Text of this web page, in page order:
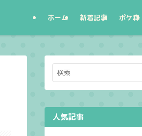
ホーム 新着記事 ポケ森
人気記事